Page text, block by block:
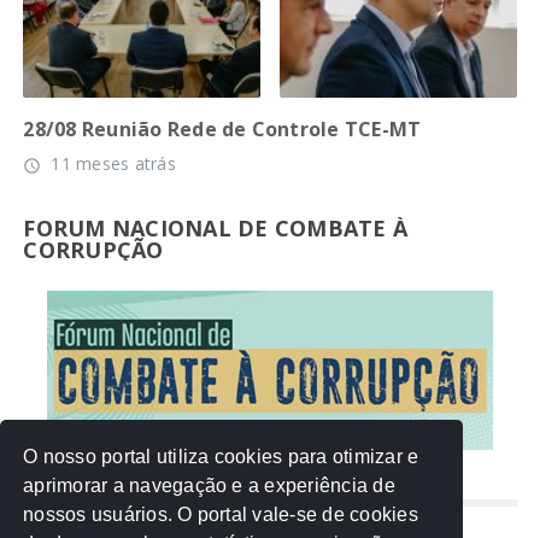
28/08 Reunião Rede de Controle TCE-MT
access_time 11 meses atrás
FORUM NACIONAL DE COMBATE À
CORRUPÇÃO
NUVEM DE TAGS
O nosso portal utiliza cookies para otimizar e
aprimorar a navegação e a experiência de
nossos usuários. O portal vale-se de cookies